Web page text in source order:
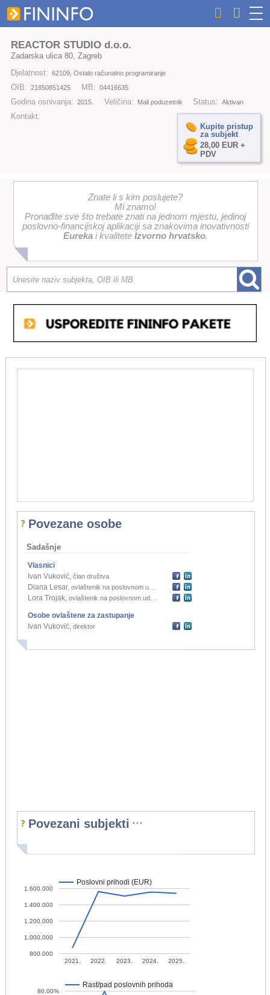
REACTOR STUDIO d.o.o.
Zadarska ulica 80, Zagreb
Djelatnost: 62109, Ostalo računalno programiranje
OIB: 21850851425 MB: 04416635
Godina osnivanja: 2015. Veličina: Mali poduzetnik Status: Aktivan
Kontakt:
Kupite pristup
za subjekt
28,00 EUR +
PDV
Znate li s kim poslujete?
Mi znamo!
Pronađite sve što trebate znati na jednom mjestu, jedinoj
poslovno-financijskoj aplikaciji sa znakovima inovativnosti
Eurekai kvalitete Izvorno hrvatsko.
Povezane osobe
Sadašnje
Vlasnici
Ivan Vuković, član društva
Diana Lesar, ovlaštenik na poslovnom udjelu
Lora Trojak, ovlaštenik na poslovnom udjelu
Osobe ovlaštene za zastupanje
Ivan Vuković, direktor
Povezani subjekti ...
Poslovni prihodi (EUR)
2021. 2022. 2023. 2024. 2025.
800.000
1.000.000
1.200.000
1.400.000
1.600.000
Rast/pad poslovnih prihoda
80,00%